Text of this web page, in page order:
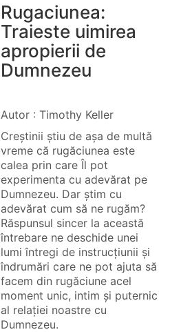
Rugaciunea:
Traieste uimirea
apropierii de
Dumnezeu
Autor : Timothy Keller
Creștinii știu de așa de multă
vreme că rugăciunea este
calea prin care Îl pot
experimenta cu adevărat pe
Dumnezeu. Dar știm cu
adevărat cum să ne rugăm?
Răspunsul sincer la această
întrebare ne deschide unei
lumi întregi de instrucțiunii și
îndrumări care ne pot ajuta să
facem din rugăciune acel
moment unic, intim și puternic
al relației noastre cu
Dumnezeu.